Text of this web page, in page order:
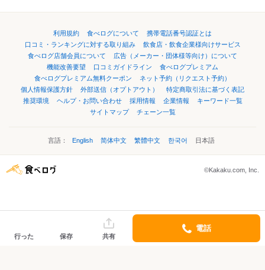
利用規約 食べログについて
携帯電話番号認証とは
口コミ・ランキングに対する取り組み
飲食店・飲食企業様向けサービス
食べログ店舗会員について
広告（メーカー・団体様等向け）について
機能改善要望
口コミガイドライン
食べログプレミアム
食べログプレミアム無料クーポン
ネット予約（リクエスト予約）
個人情報保護方針
外部送信（オプトアウト）
特定商取引法に基づく表記
推奨環境
ヘルプ・お問い合わせ 採用情報 企業情報
キーワード一覧
サイトマップ
チェーン一覧
言語： English 简体中文 繁體中文 한국어 日本語
©Kakaku.com, Inc.
行った 保存 共有
電話